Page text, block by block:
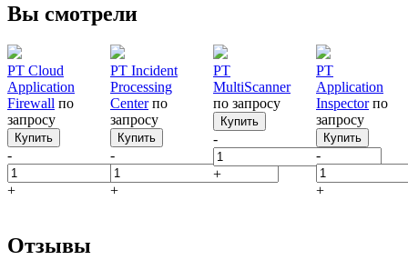
Вы смотрели
PT Cloud
Application
Firewall по
запросу
Купить
-
+
PT Incident
Processing
Center по
запросу
Купить
-
+
PT
MultiScanner
по запросу
Купить
-
+
PT
Application
Inspector по
запросу
Купить
-
+
Отзывы